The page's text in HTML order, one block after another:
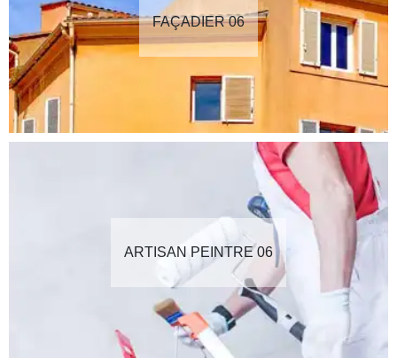
FAÇADIER 06
ARTISAN PEINTRE 06